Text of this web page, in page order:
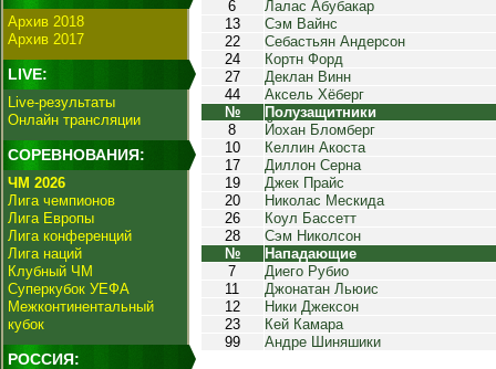
Архив 2018
Архив 2017
LIVE:
Live-результаты
Онлайн трансляции
СОРЕВНОВАНИЯ:
ЧМ 2026
Лига чемпионов
Лига Европы
Лига конференций
Лига наций
Клубный ЧМ
Суперкубок УЕФА
Межконтинентальный
кубок
РОССИЯ:
6
Лалас Абубакар
13
Сэм Вайнс
22
Себастьян Андерсон
24
Кортн Форд
27
Деклан Винн
44
Аксель Хёберг
№
Полузащитники
8
Йохан Бломберг
10
Келлин Акоста
17
Диллон Серна
19
Джек Прайс
20
Николас Мескида
26
Коул Бассетт
28
Сэм Николсон
№
Нападающие
7
Диего Рубио
11
Джонатан Льюис
12
Ники Джексон
23
Кей Камара
99
Андре Шиняшики